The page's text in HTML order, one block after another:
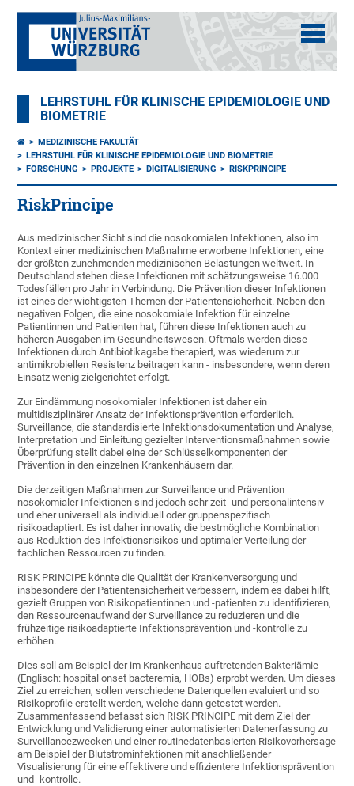
LEHRSTUHL FÜR KLINISCHE EPIDEMIOLOGIE UND
BIOMETRIE
MEDIZINISCHE FAKULTÄT
LEHRSTUHL FÜR KLINISCHE EPIDEMIOLOGIE UND BIOMETRIE
FORSCHUNG
PROJEKTE DIGITALISIERUNG RISKPRINCIPE
RiskPrincipe
Aus medizinischer Sicht sind die nosokomialen Infektionen, also im
Kontext einer medizinischen Maßnahme erworbene Infektionen, eine
der größten zunehmenden medizinischen Belastungen weltweit. In
Deutschland stehen diese Infektionen mit schätzungsweise 16.000
Todesfällen pro Jahr in Verbindung. Die Prävention dieser Infektionen
ist eines der wichtigsten Themen der Patientensicherheit. Neben den
negativen Folgen, die eine nosokomiale Infektion für einzelne
Patientinnen und Patienten hat, führen diese Infektionen auch zu
höheren Ausgaben im Gesundheitswesen. Oftmals werden diese
Infektionen durch Antibiotikagabe therapiert, was wiederum zur
antimikrobiellen Resistenz beitragen kann - insbesondere, wenn deren
Einsatz wenig zielgerichtet erfolgt.
Zur Eindämmung nosokomialer Infektionen ist daher ein
multidisziplinärer Ansatz der Infektionsprävention erforderlich.
Surveillance, die standardisierte Infektionsdokumentation und Analyse,
Interpretation und Einleitung gezielter Interventionsmaßnahmen sowie
Überprüfung stellt dabei eine der Schlüsselkomponenten der
Prävention in den einzelnen Krankenhäusern dar.
Die derzeitigen Maßnahmen zur Surveillance und Prävention
nosokomialer Infektionen sind jedoch sehr zeit- und personalintensiv
und eher universell als individuell oder gruppenspezifisch
risikoadaptiert. Es ist daher innovativ, die bestmögliche Kombination
aus Reduktion des Infektionsrisikos und optimaler Verteilung der
fachlichen Ressourcen zu finden.
RISK PRINCIPE könnte die Qualität der Krankenversorgung und
insbesondere der Patientensicherheit verbessern, indem es dabei hilft,
gezielt Gruppen von Risikopatientinnen und -patienten zu identifizieren,
den Ressourcenaufwand der Surveillance zu reduzieren und die
frühzeitige risikoadaptierte Infektionsprävention und -kontrolle zu
erhöhen.
Dies soll am Beispiel der im Krankenhaus auftretenden Bakteriämie
(Englisch: hospital onset bacteremia, HOBs) erprobt werden. Um dieses
Ziel zu erreichen, sollen verschiedene Datenquellen evaluiert und so
Risikoprofile erstellt werden, welche dann getestet werden.
Zusammenfassend befasst sich RISK PRINCIPE mit dem Ziel der
Entwicklung und Validierung einer automatisierten Datenerfassung zu
Surveillancezwecken und einer routinedatenbasierten Risikovorhersage
am Beispiel der Blutstrominfektionen mit anschließender
Visualisierung für eine effektivere und effizientere Infektionsprävention
und -kontrolle.